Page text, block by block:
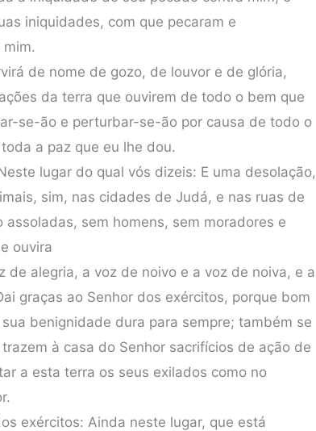
iniquidades, com que pecaram e
de nome de gozo, de louvor e de glória,
da terra que ouvirem de todo o bem que
se-ão e perturbar-se-ão por causa de todo o
a paz que eu lhe dou.
lugar do qual vós dizeis: E uma desolação,
sim, nas cidades de Judá, e nas ruas de
assoladas, sem homens, sem moradores e
ouvira
de alegria, a voz de noivo e a voz de noiva, e a
graças ao Senhor dos exércitos, porque bom
benignidade dura para sempre; também se
à casa do Senhor sacrifícios de ação de
a esta terra os seus exilados como no
exércitos: Ainda neste lugar, que está